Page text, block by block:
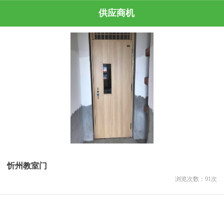
供应商机
忻州教室门
浏览次数： 91 次